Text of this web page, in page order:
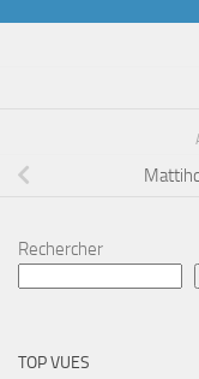
Rechercher
TOP VUES